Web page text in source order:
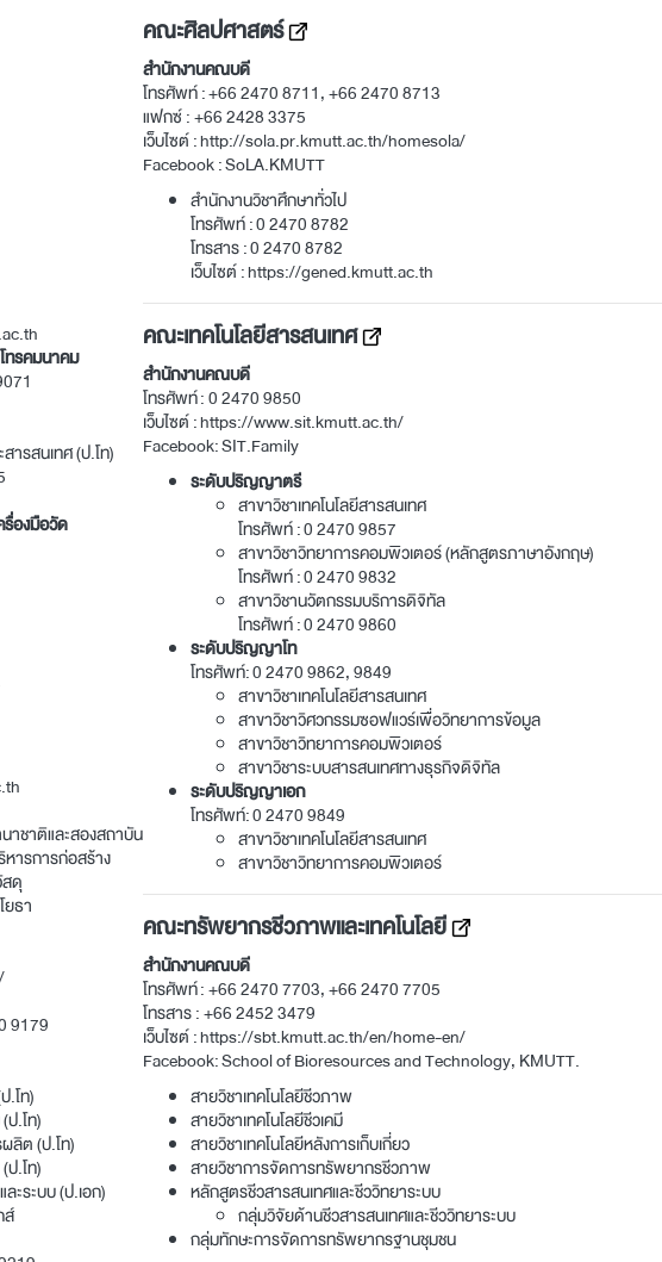
ทรคมนาคม
ารสนเทศ (ป.โท)
รื่องมือวัด
าชาติและสองสถาบัน
หารการก่อสร้าง
ดุ
ยธา
9179
.โท)
ป.โท)
ลิต (ป.โท)
.โท)
ะระบบ (ป.เอก)
ส์
คณะศิลปศาสตร์
สำนักงานคณบดี
โทรศัพท์ :+66 2470 8711, +66 2470 8713
แฟกซ์ : +66 2428 3375
เว็บไซต์ :http://sola.pr.kmutt.ac.th/homesola/
Facebook :SoLA.KMUTT
สำนักงานวิชาศึกษาทั่วไป
โทรศัพท์ :0 2470 8782
โทรสาร :0 2470 8782
เว็บไซต์ :https://gened.kmutt.ac.th
คณะเทคโนโลยีสารสนเทศ
สำนักงานคณบดี
โทรศัพท์ :0 2470 9850
เว็บไซต์ :https://www.sit.kmutt.ac.th/
Facebook:SIT.Family
ระดับปริญญาตรี
สาขาวิชาเทคโนโลยีสารสนเทศ
โทรศัพท์ :0 2470 9857
สาขาวิชาวิทยาการคอมพิวเตอร์ (หลักสูตรภาษาอังกฤษ)
โทรศัพท์ :0 2470 9832
สาขาวิชานวัตกรรมบริการดิจิทัล
โทรศัพท์ :0 2470 9860
ระดับปริญญาโท
โทรศัพท์:0 2470 9862,9849
สาขาวิชาเทคโนโลยีสารสนเทศ
สาขาวิชาวิศวกรรมซอฟแวร์เพื่อวิทยาการข้อมูล
สาขาวิชาวิทยาการคอมพิวเตอร์
สาขาวิชาระบบสารสนเทศทางธุรกิจดิจิทัล
ระดับปริญญาเอก
โทรศัพท์:0 2470 9849
สาขาวิชาเทคโนโลยีสารสนเทศ
สาขาวิชาวิทยาการคอมพิวเตอร์
คณะทรัพยากรชีวภาพและเทคโนโลยี
สำนักงานคณบดี
โทรศัพท์ :+66 2470 7703, +66 2470 7705
โทรสาร : +66 2452 3479
เว็บไซต์ :https://sbt.kmutt.ac.th/en/home-en/
Facebook:School of Bioresources and Technology, KMUTT.
สายวิชาเทคโนโลยีชีวภาพ
สายวิชาเทคโนโลยีชีวเคมี
สายวิชาเทคโนโลยีหลังการเก็บเกี่ยว
สายวิชาการจัดการทรัพยากรชีวภาพ
หลักสูตรชีวสารสนเทศและชีววิทยาระบบ
กลุ่มวิจัยด้านชีวสารสนเทศและชีววิทยาระบบ
กลุ่มทักษะการจัดการทรัพยากรฐานชุมชน